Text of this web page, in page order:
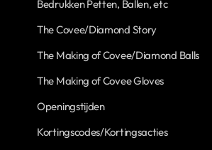
Bedrukken Petten, Ballen, etc
The Covee/Diamond Story
The Making of Covee/Diamond Balls
The Making of Covee Gloves
Openingstijden
Kortingscodes/Kortingsacties